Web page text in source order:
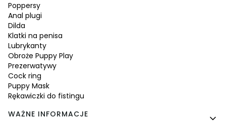
Poppersy
Anal plugi
Dilda
Klatki na penisa
Lubrykanty
Obroże Puppy Play
Prezerwatywy
Cock ring
Puppy Mask
Rękawiczki do fistingu
WAŻNE INFORMACJE